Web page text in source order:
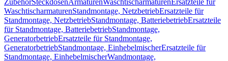
ZubehörSteckdosenArmaturenWaschtischarmaturen Ersatzteile für
WaschtischarmaturenStandmontage, NetzbetriebErsatzteile für
Standmontage, NetzbetriebStandmontage, BatteriebetriebErsatzteile
für Standmontage, BatteriebetriebStandmontage,
GeneratorbetriebErsatzteile für Standmontage,
GeneratorbetriebStandmontage, EinhebelmischerErsatzteile für
Standmontage, EinhebelmischerWandmontage,